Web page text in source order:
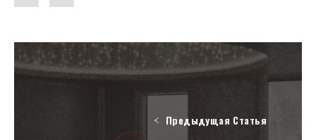
Предыдущая Статья